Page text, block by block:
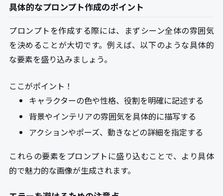
具体的なプロンプト作成のポイント
プロンプトを作成する際には、まずシーン全体の雰囲気
を決めることが大切です。例えば、以下のような具体的
な要素を盛り込みましょう。
ここがポイント！
キャラクターの色や性格、役割を明確に記述する
背景やインテリアの雰囲気を具体的に描写する
アクションやポーズ、動きなどの詳細を指定する
これらの要素をプロンプトに盛り込むことで、より具体
的で魅力的な画像が生成されます。